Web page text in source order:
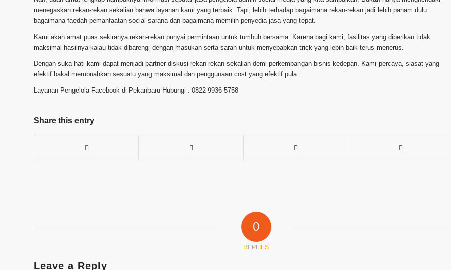
menegaskan rekan-rekan sekalian bahwa layanan kami yang terbaik. Tapi, lebih terhadap bagaimana rekan-rekan jadi lebih paham dulu
bagaimana faedah pemanfaatan social sarana dan bagaimana memilih penyedia jasa yang tepat.
Kami akan amat puas sekiranya rekan-rekan punyai permintaan untuk tumbuh bersama. Karena bagi kami, fasilitas yang diberikan tidak
maksimal hasilnya kalau tidak dibarengi dengan masukan serta saran untuk menyebabkan trick yang lebih baik terus-menerus.
Dengan suka hati kami dapat menjadi partner diskusi rekan-rekan sekalian demi perkembangan bisnis kedepan. Kami percaya, siasat yang
efektif bakal membuahkan sesuatu yang maksimal dan penggunaan cost yang efektif pula.
Layanan Pengelola Facebook di Pekanbaru Hubungi : 0822 9936 5758
Share this entry
0
REPLIES
Leave a Reply